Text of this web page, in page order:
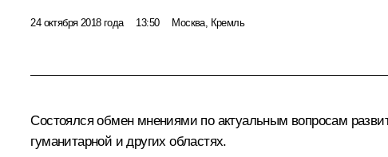
24 октября 2018 года 13:50 Москва, Кремль
Состоялся обмен мнениями по актуальным вопросам
гуманитарной и других областях.